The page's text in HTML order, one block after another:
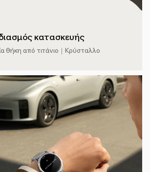
κατασκευής
θήκη από τιτάνιο｜Κρύσταλλο